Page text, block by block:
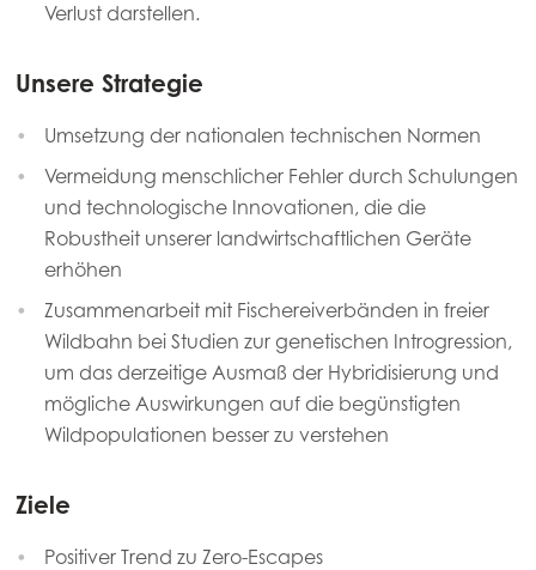
Verlust darstellen.
Unsere Strategie
Umsetzung der nationalen technischen Normen
Vermeidung menschlicher Fehler durch Schulungen
und technologische Innovationen, die die
Robustheit unserer landwirtschaftlichen Geräte
erhöhen
Zusammenarbeit mit Fischereiverbänden in freier
Wildbahn bei Studien zur genetischen Introgression,
um das derzeitige Ausmaß der Hybridisierung und
mögliche Auswirkungen auf die begünstigten
Wildpopulationen besser zu verstehen
Ziele
Positiver Trend zu Zero-Escapes